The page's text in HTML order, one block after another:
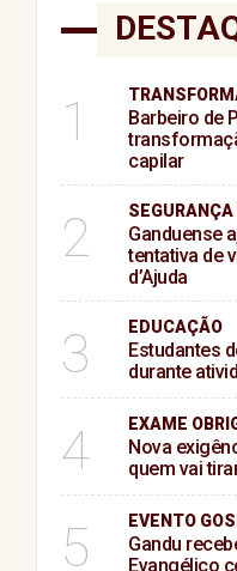
1
Barbeiro de
capilar
2
Ganduense
tentativa de
d’Ajuda
3 EDUCAÇÃO
Estudantes
durante
4 EXAME
Nova
quem vai
5 EVENTO
Gandu
Evangélico